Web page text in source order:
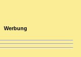
Werbung